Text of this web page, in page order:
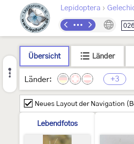
Lepidoptera ›
Übersicht Länder
Länder: +3
Neues Layout der Navigation
Lebendfotos